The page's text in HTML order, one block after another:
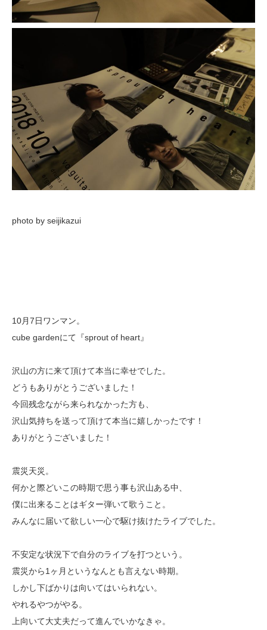
photo by seijikazui
10月7日ワンマン。
cube gardenにて『sprout of heart』
沢山の方に来て頂けて本当に幸せでした。
どうもありがとうございました！
今回残念ながら来られなかった方も、
沢山気持ちを送って頂けて本当に嬉しかったです！
ありがとうございました！
震災天災。
何かと際どいこの時期で思う事も沢山ある中、
僕に出来ることはギター弾いて歌うこと。
みんなに届いて欲しい一心で駆け抜けたライブでした。
不安定な状況下で自分のライブを打つという。
震災から1ヶ月というなんとも言えない時期。
しかし下ばかりは向いてはいられない。
やれるやつがやる。
上向いて大丈夫だって進んでいかなきゃ。